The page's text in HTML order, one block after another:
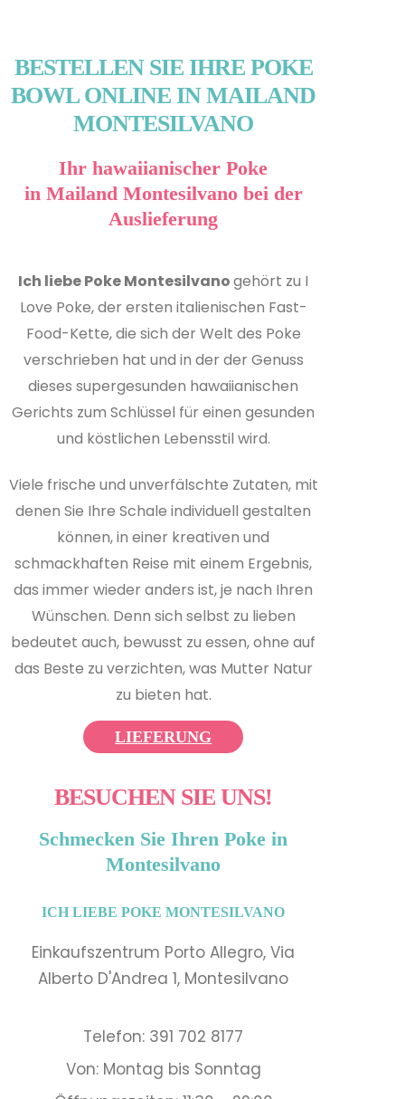
BESTELLEN SIE IHRE POKE
BOWL ONLINE IN MAILAND
MONTESILVANO
Ihr hawaiianischer Poke
in Mailand Montesilvano bei der
Auslieferung
Ich liebe Poke Montesilvanogehört zu I
Love Poke, der ersten italienischen Fast-
Food-Kette, die sich der Welt des Poke
verschrieben hat und in der der Genuss
dieses supergesunden hawaiianischen
Gerichts zum Schlüssel für einen gesunden
und köstlichen Lebensstil wird.
Viele frische und unverfälschte Zutaten, mit
denen Sie Ihre Schale individuell gestalten
können, in einer kreativen und
schmackhaften Reise mit einem Ergebnis,
das immer wieder anders ist, je nach Ihren
Wünschen. Denn sich selbst zu lieben
bedeutet auch, bewusst zu essen, ohne auf
das Beste zu verzichten, was Mutter Natur
zu bieten hat.
LIEFERUNG
BESUCHEN SIE UNS!
Schmecken Sie Ihren Poke in
Montesilvano
ICH LIEBE POKE MONTESILVANO
Einkaufszentrum Porto Allegro, Via
Alberto D'Andrea 1, Montesilvano
Telefon: 391 702 8177
Von: Montag bis Sonntag